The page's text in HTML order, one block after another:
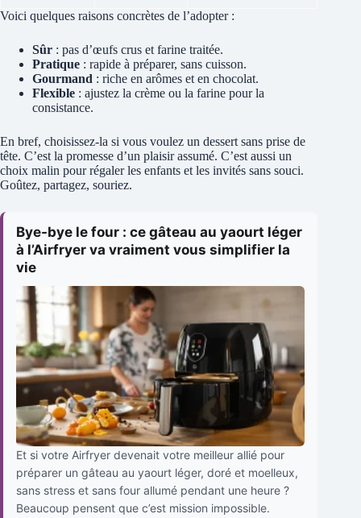
Voici quelques raisons concrètes de l’adopter :
Sûr : pas d’œufs crus et farine traitée.
Pratique : rapide à préparer, sans cuisson.
Gourmand : riche en arômes et en chocolat.
Flexible : ajustez la crème ou la farine pour la
consistance.
En bref, choisissez-la si vous voulez un dessert sans prise de
tête. C’est la promesse d’un plaisir assumé. C’est aussi un
choix malin pour régaler les enfants et les invités sans souci.
Goûtez, partagez, souriez.
Bye-bye le four : ce gâteau au yaourt léger
à l’Airfryer va vraiment vous simplifier la
vie
Et si votre Airfryer devenait votre meilleur allié pour
préparer un gâteau au yaourt léger, doré et moelleux,
sans stress et sans four allumé pendant une heure ?
Beaucoup pensent que c’est mission impossible.